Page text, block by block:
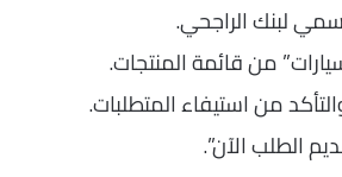
لبنك الراجحي.
من قائمة المنتجات.
من استيفاء المتطلبات.
الطلب الآن”.